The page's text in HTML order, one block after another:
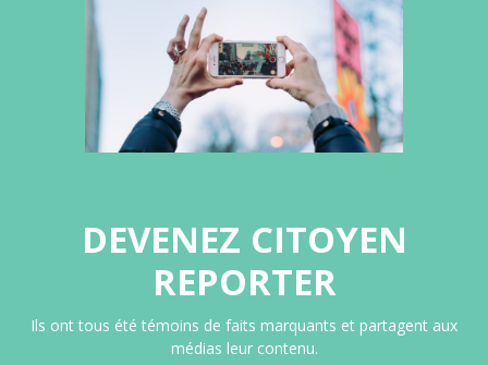
DEVENEZ CITOYEN
REPORTER
Ils ont tous été témoins de faits marquants et partagent aux
médias leur contenu.